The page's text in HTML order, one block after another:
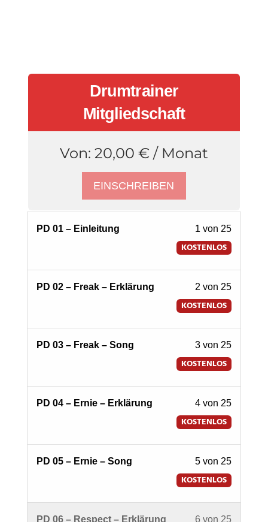
Drumtrainer
Mitgliedschaft
Von: 20,00 € / Monat
EINSCHREIBEN
1 von 25
KOSTENLOS
PD 01 – Einleitung
Lesson
1
25
within
section
-
Groove
Dirk
2 von 25
KOSTENLOS
PD 02 – Freak – Erklärung
Lesson
2
25
within
section
-
Groove
Dirk
3 von 25
KOSTENLOS
PD 03 – Freak – Song
Lesson
3
25
within
section
-
Groove
4 von 25
KOSTENLOS
PD 04 – Ernie – Erklärung
Lesson
4
25
within
section
5 von 25
KOSTENLOS
PD 05 – Ernie – Song
Lesson
5
25
6 von 25
PD 06 – Respect – Erklärung Lesson